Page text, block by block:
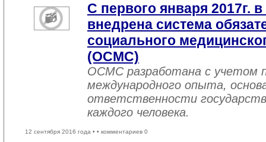
С первого января 2017г.
внедрена система
социального
(ОСМС)
ОСМС разработана с учетом
международного опыта,
ответственности
каждого человека.
12 сентября 2016 года • • комментариев 0